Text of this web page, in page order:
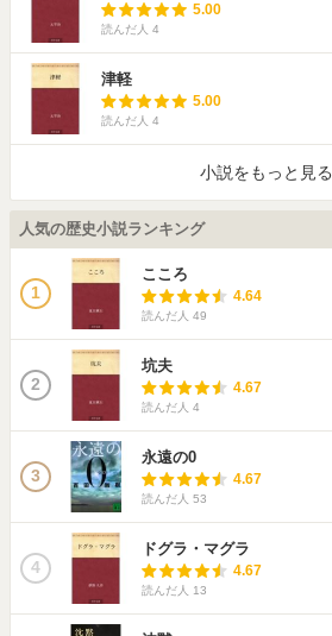
5.00
読んだ人 4
津軽
5.00
読んだ人 4
小説をもっと見る
人気の歴史小説ランキング
1
こころ
4.64
読んだ人 49
2
坑夫
4.67
読んだ人 4
3
永遠の0
4.67
読んだ人 53
4
ドグラ・マグラ
4.67
読んだ人 13